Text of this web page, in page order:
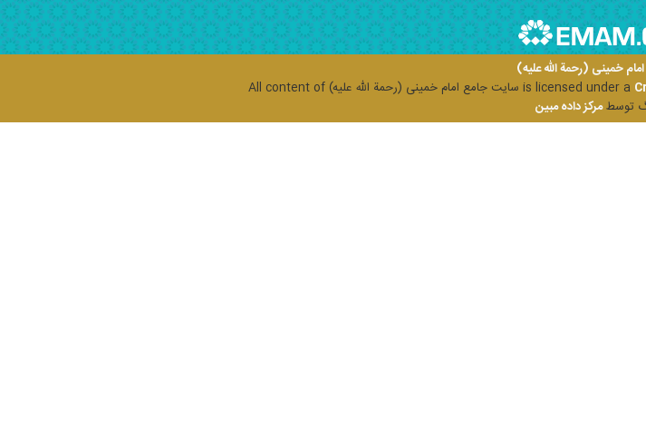
خمینی (رحمة الله علیه)
All content of سایت جامع امام خمینی (رحمة الله علیه) is licensed under a
توسطمرکز داده مبین